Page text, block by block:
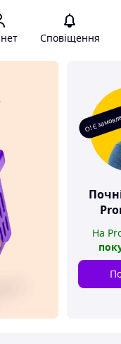
Сповіщення
О! Є
На